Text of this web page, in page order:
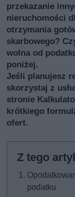
przekazanie
nieruchomości
otrzymania
skarbowego?
wolna od
poniżej.
Jeśli planujesz
skorzystaj z
stronie
krótkiego
ofert.
podatku